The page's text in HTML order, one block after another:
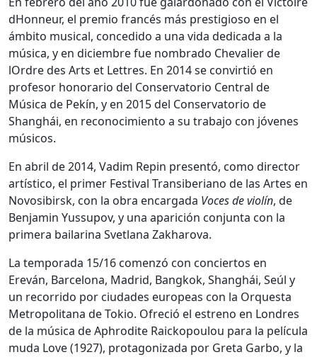
dHonneur, el premio francés más prestigioso en el
ámbito musical, concedido a una vida dedicada a la
música, y en diciembre fue nombrado Chevalier de
lOrdre des Arts et Lettres. En 2014 se convirtió en
profesor honorario del Conservatorio Central de
Música de Pekín, y en 2015 del Conservatorio de
Shanghái, en reconocimiento a su trabajo con jóvenes
músicos.
En abril de 2014, Vadim Repin presentó, como director
artístico, el primer Festival Transiberiano de las Artes en
Novosibirsk, con la obra encargada Voces de violín, de
Benjamin Yussupov, y una aparición conjunta con la
primera bailarina Svetlana Zakharova.
La temporada 15/16 comenzó con conciertos en
Ereván, Barcelona, Madrid, Bangkok, Shanghái, Seúl y
un recorrido por ciudades europeas con la Orquesta
Metropolitana de Tokio. Ofreció el estreno en Londres
de la música de Aphrodite Raickopoulou para la película
muda Love (1927), protagonizada por Greta Garbo, y la